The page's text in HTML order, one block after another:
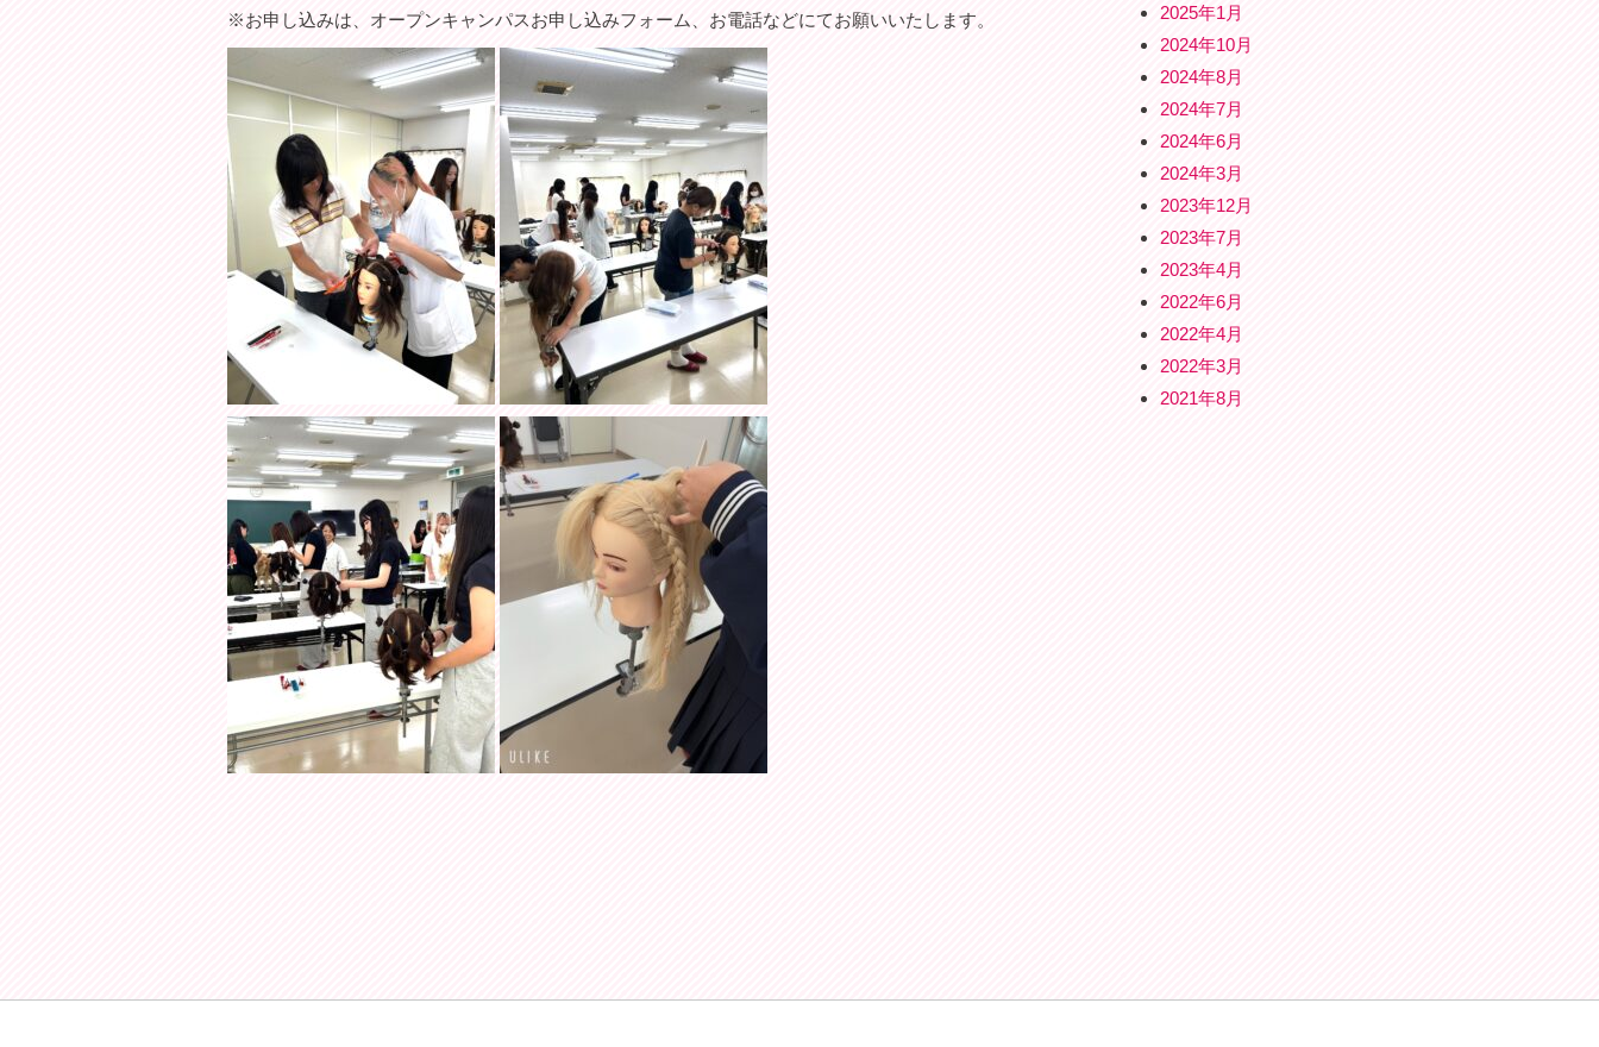
※お申し込みは、オープンキャンパスお申し込みフォーム、お電話などにてお願いいたします。
2025年1月
2024年10月
2024年8月
2024年7月
2024年6月
2024年3月
2023年12月
2023年7月
2023年4月
2022年6月
2022年4月
2022年3月
2021年8月